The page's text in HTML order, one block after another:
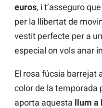
euros, i t’asseguro
per la llibertat de
vestit perfecte per a
especial on vols anar
El rosa fúcsia barrejat
color de la temporada
aporta aquesta llum a